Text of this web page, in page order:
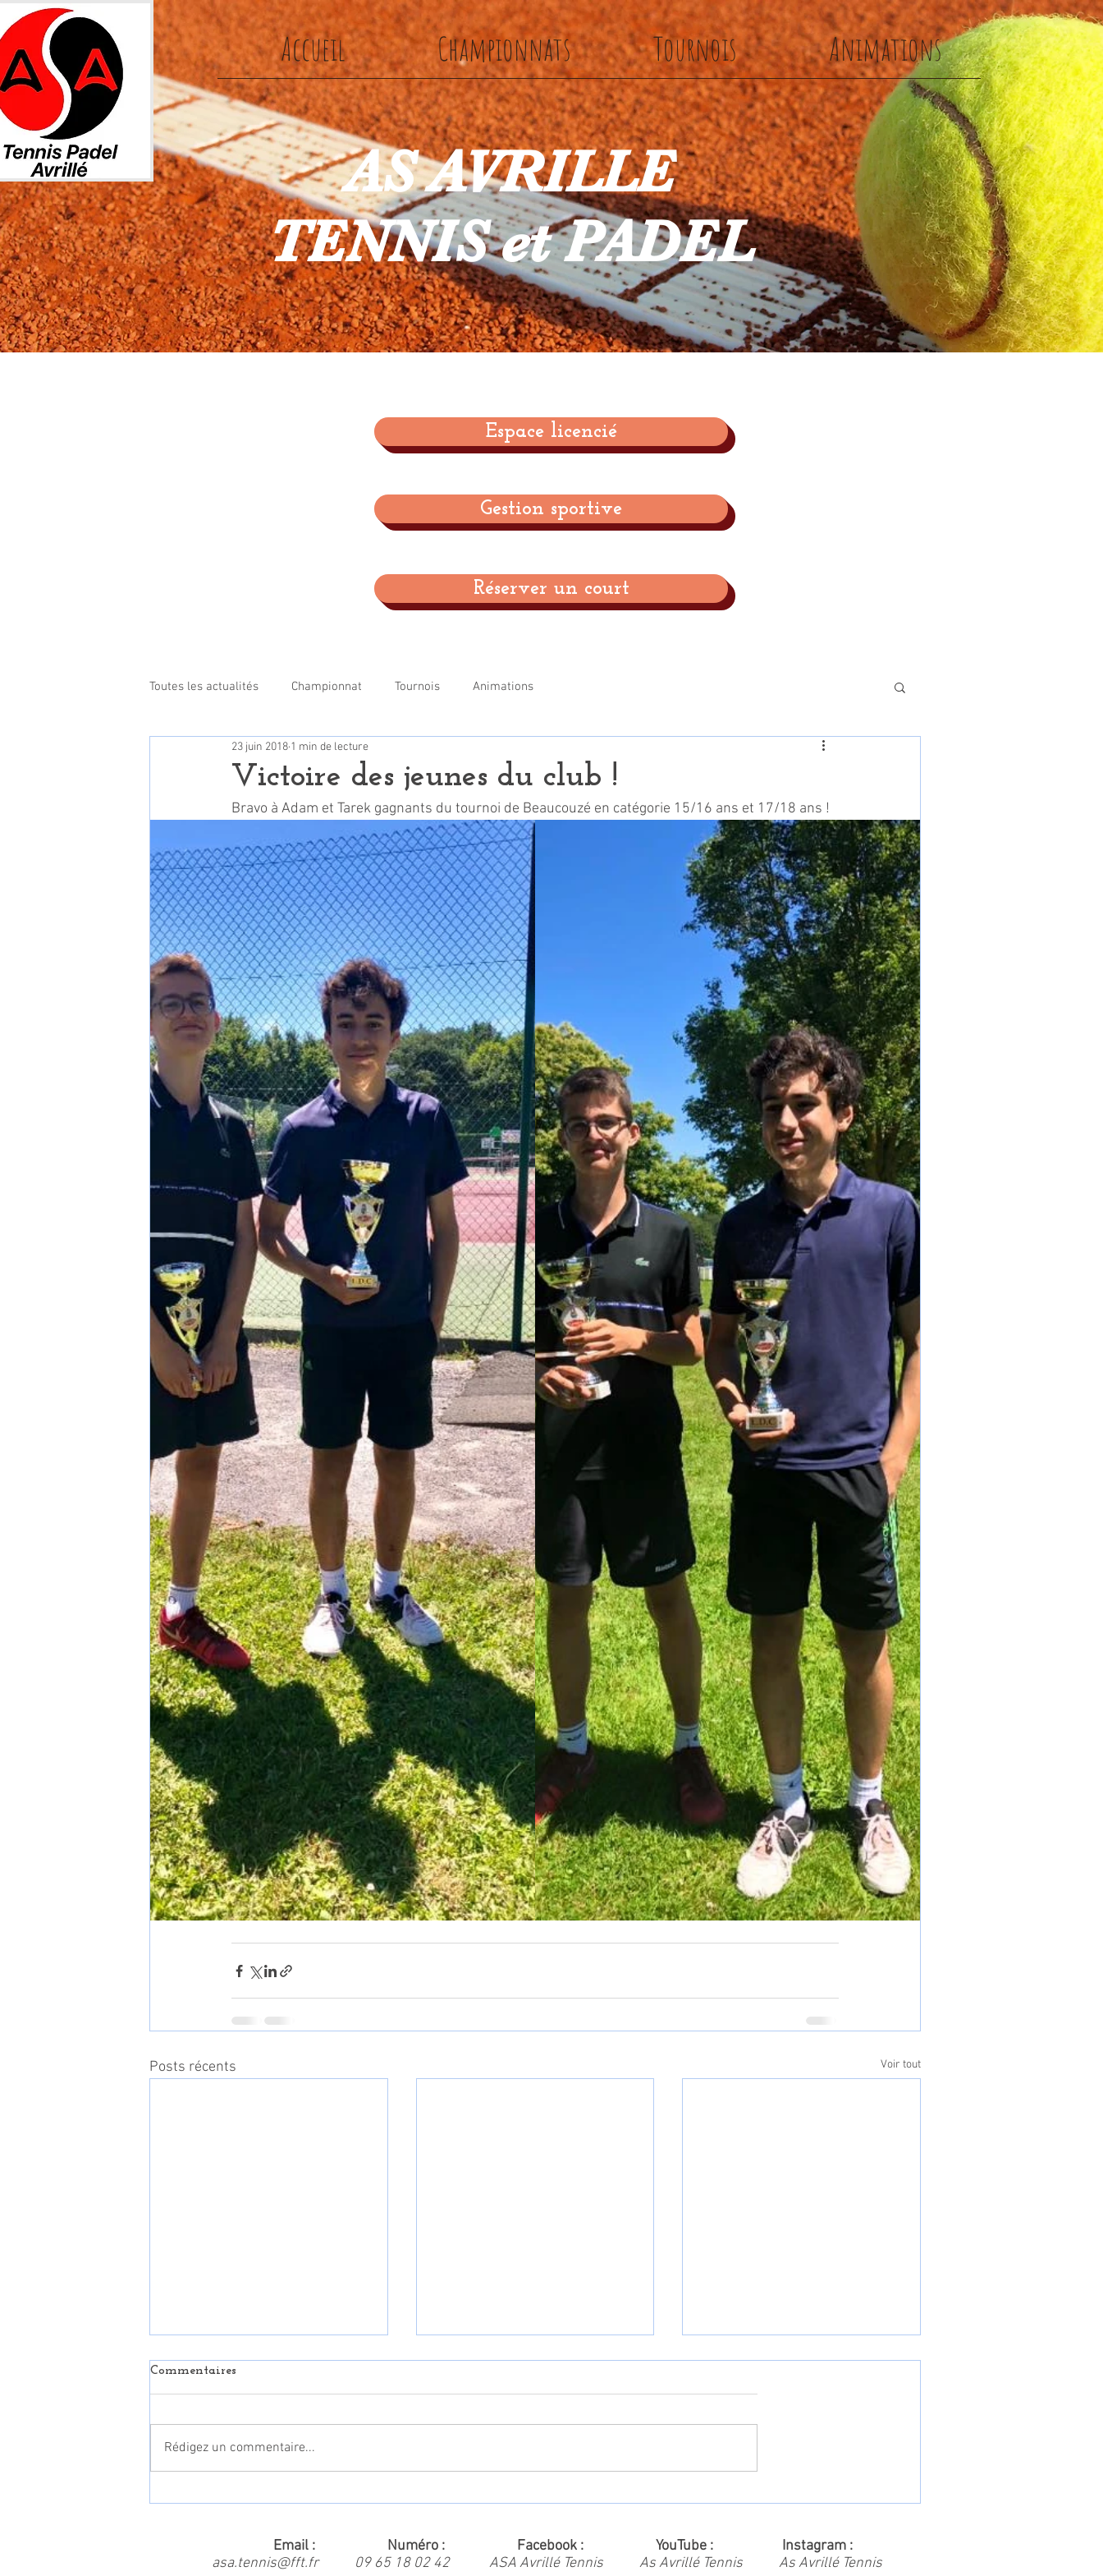
AS AVRILLE
TENNIS et PADEL
Accueil Championnats Tournois Animations
Espace licencié
Gestion sportive
Réserver un court
Toutes les actualités Championnat Tournois Animations
Victoire des jeunes du club !
23 juin 2018 1 min de lecture
Bravo à Adam et Tarek gagnants du tournoi de Beaucouzé en catégorie 15/16 ans et 17/18 ans !
Posts récents Voir tout
Accueil/Inscriptions-tarifs)
Commentaires
Rédigez un commentaire...
Email : Numéro : Facebook : YouTube : Instagram :
asa.tennis@fft.fr
09 65 18 02 42 ASA Avrillé Tennis As Avrillé Tennis As Avrillé Tennis